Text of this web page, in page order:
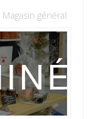
Magasin général